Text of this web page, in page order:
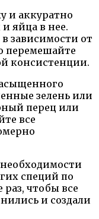
и аккуратно
яйца в нее.
зависимости от
перемешайте
консистенции.
зелень или
перец или
все
специй по
чтобы все
и создали